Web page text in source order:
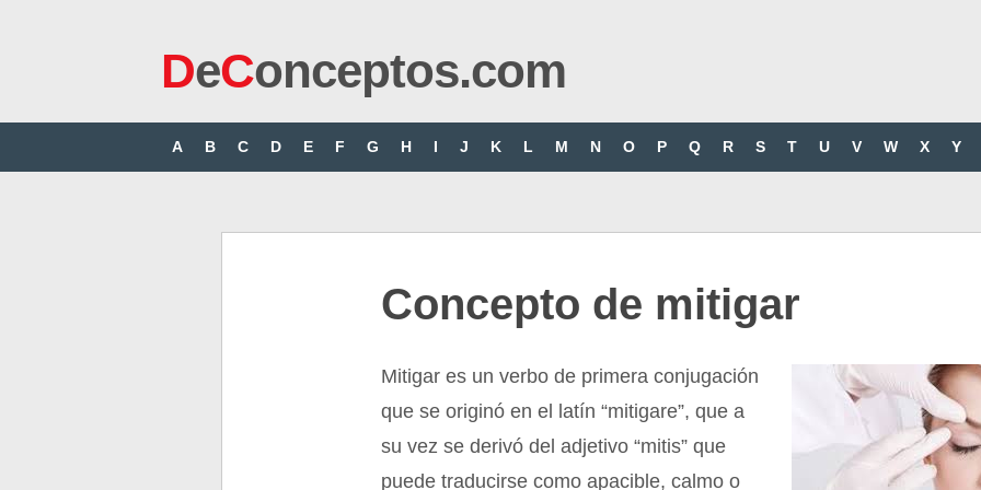
DeConceptos.com
A B C D E F G H I J K L M N O P Q R S T U V W X Y
Concepto de mitigar
Mitigar es un verbo de primera conjugación
que se originó en el latín “mitigare”, que a
su vez se derivó del adjetivo “mitis” que
puede traducirse como apacible, calmo o